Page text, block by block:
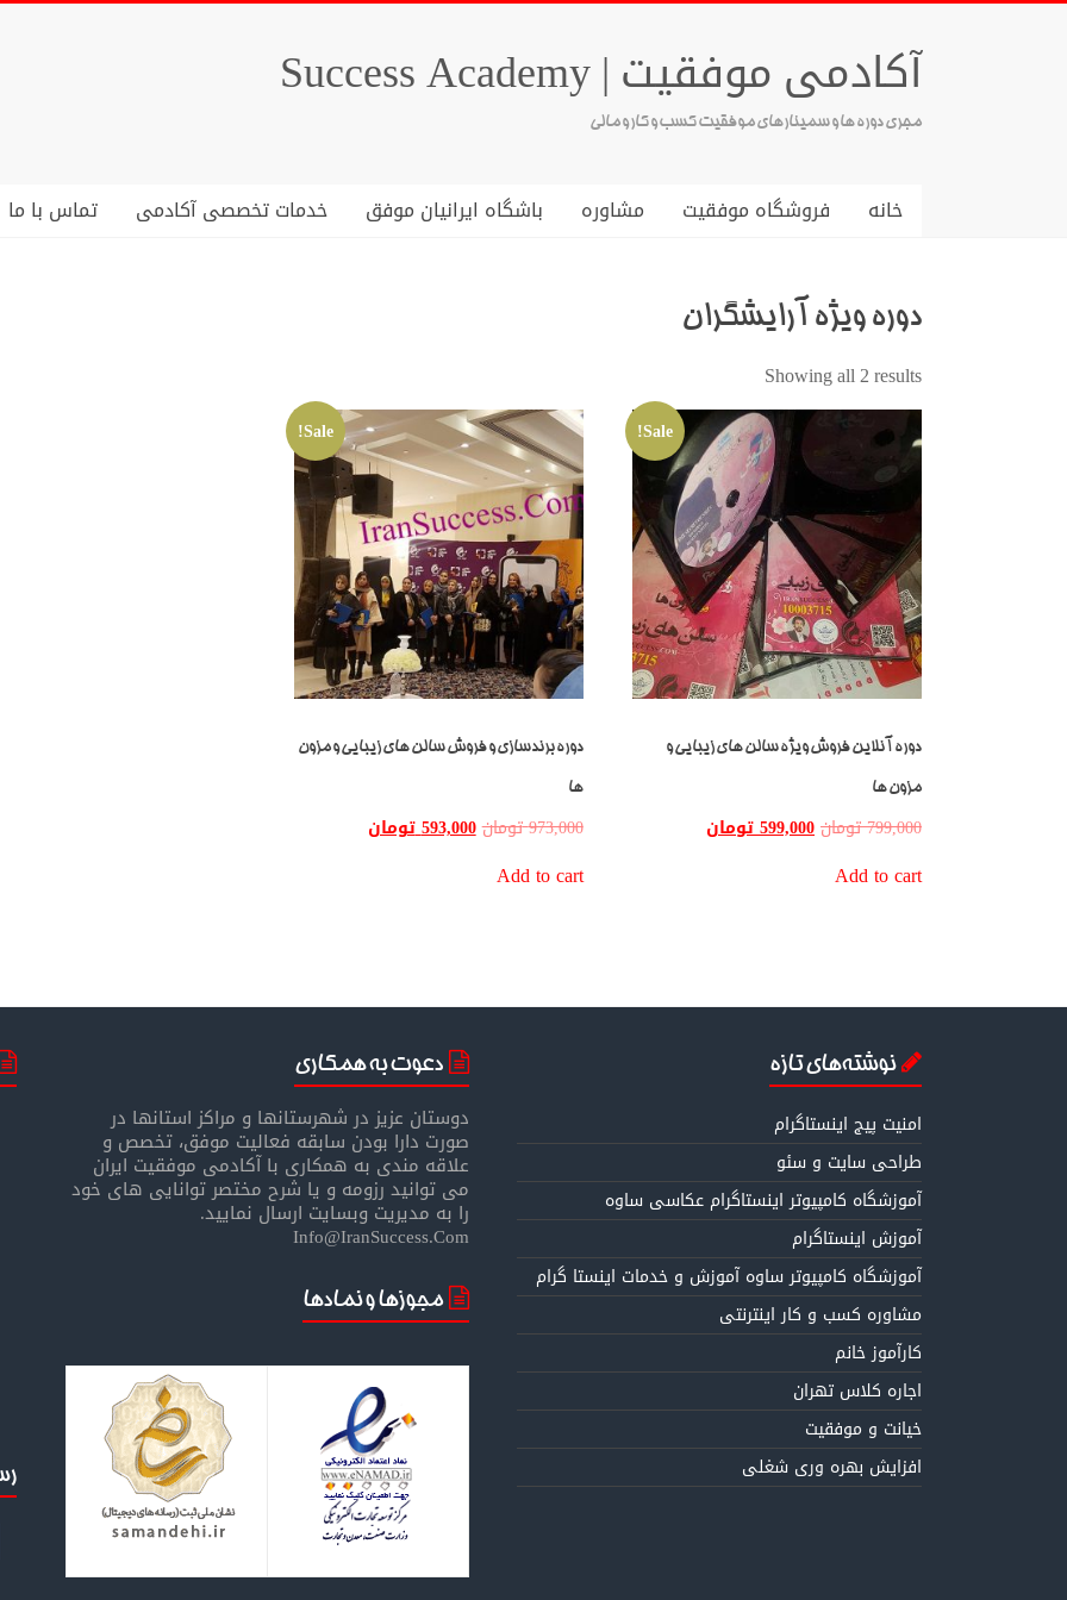
آکادمی موفقیت | Success Academy
مجری دوره ها و سمینارهای موفقیت کسب و کار و مالی
خانه فروشگاه موفقیت مشاوره باشگاه ایرانیان موفق خدمات تخصصی آکادمی تماس با ما
دوره ویژه آرایشگران
Showing all 2 results
Sale!
دوره آنلاین فروش ویژه سالن های زیبایی و
مزون ها
799,000تومان599,000تومان
Add to cart
Sale!
دوره برندسازی و فروش سالن های زیبایی و مزون
ها
973,000تومان593,000تومان
Add to cart
نوشته‌های تازه
امنیت پیج اینستاگرام
طراحی سایت و سئو
آموزشگاه کامپیوتر اینستاگرام عکاسی ساوه
آموزش اینستاگرام
آموزشگاه کامپیوتر ساوه آموزش و خدمات اینستا گرام
مشاوره کسب و کار اینترنتی
کارآموز خانم
اجاره کلاس تهران
خیانت و موفقیت
افزایش بهره وری شغلی
دعوت به همکاری
دوستان عزیز در شهرستانها و مراکز استانها در
صورت دارا بودن سابقه فعالیت موفق، تخصص و
علاقه مندی به همکاری با آکادمی موفقیت ایران
می توانید رزومه و یا شرح مختصر توانایی های خود
را به مدیریت وبسایت ارسال نمایید.
Info@IranSuccess.Com
مجوزها و نمادها